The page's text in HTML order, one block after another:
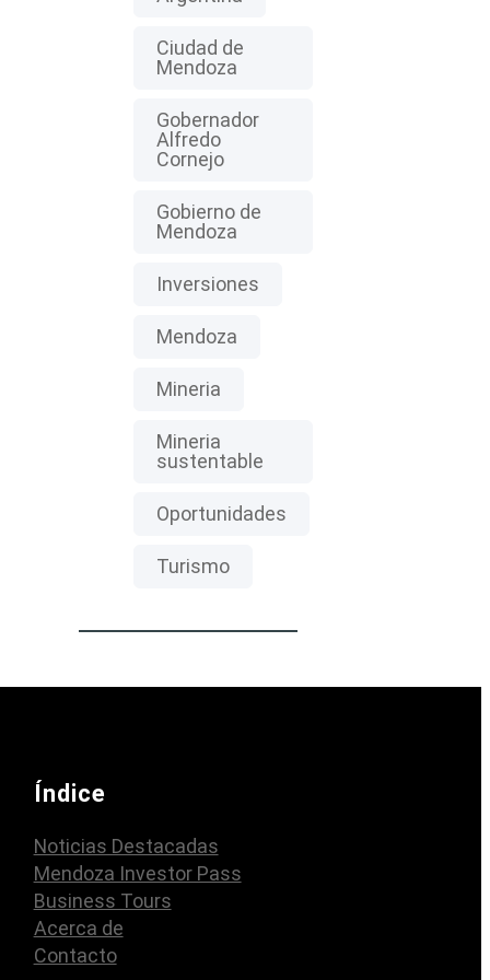
Ciudad de
Mendoza
Gobernador
Alfredo
Cornejo
Gobierno de
Mendoza
Inversiones
Mendoza
Mineria
Mineria
sustentable
Oportunidades
Turismo
Índice
Noticias Destacadas
Mendoza Investor Pass
Business Tours
Acerca de
Contacto